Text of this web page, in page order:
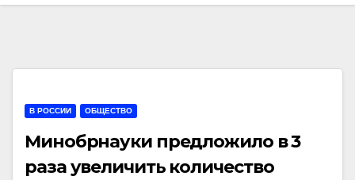
В РОССИИ ОБЩЕСТВО
Минобрнауки предложило в 3
раза увеличить количество